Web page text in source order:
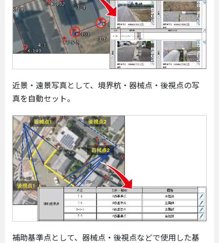
近景・遠景写真として、境界杭・器械点・後視点の写
真を自動セット。
補助基準点として、器械点・後視点などで使用した基